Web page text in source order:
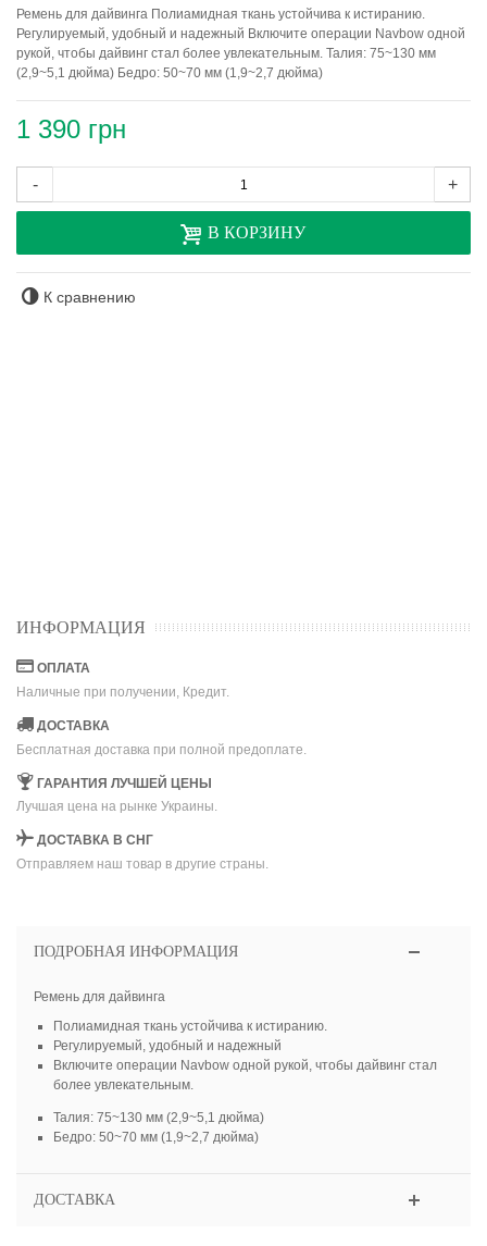
Ремень для дайвинга Полиамидная ткань устойчива к истиранию.
Регулируемый, удобный и надежный Включите операции Navbow одной
рукой, чтобы дайвинг стал более увлекательным. Талия: 75~130 мм
(2,9~5,1 дюйма) Бедро: 50~70 мм (1,9~2,7 дюйма)
1 390 грн
- +
В КОРЗИНУ
К сравнению
ИНФОРМАЦИЯ
ОПЛАТА
Наличные при получении, Кредит.
ДОСТАВКА
Бесплатная доставка при полной предоплате.
ГАРАНТИЯ ЛУЧШЕЙ ЦЕНЫ
Лучшая цена на рынке Украины.
ДОСТАВКА В СНГ
Отправляем наш товар в другие страны.
ПОДРОБНАЯ ИНФОРМАЦИЯ
Ремень для дайвинга
Полиамидная ткань устойчива к истиранию.
Регулируемый, удобный и надежный
Включите операции Navbow одной рукой, чтобы дайвинг стал
более увлекательным.
Талия: 75~130 мм (2,9~5,1 дюйма)
Бедро: 50~70 мм (1,9~2,7 дюйма)
ДОСТАВКА